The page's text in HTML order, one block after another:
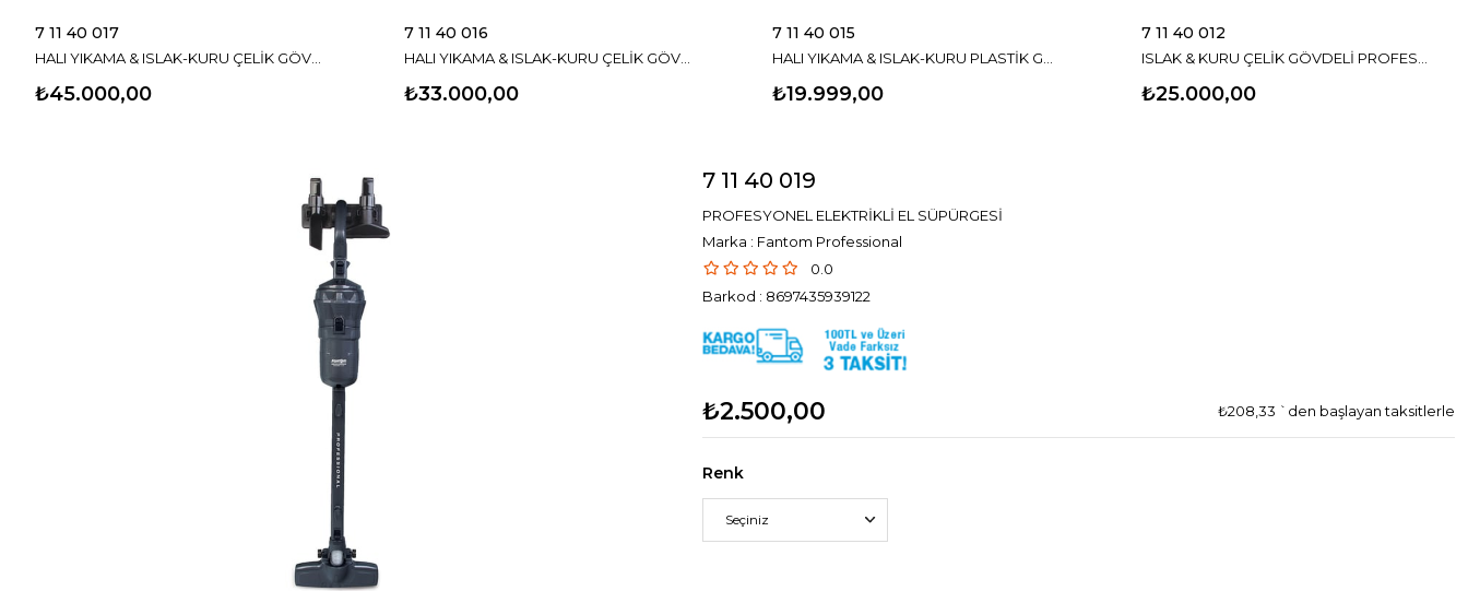
7 11 40 017
₺45.000,00
7 11 40 016
HALI YIKAMA & ISLAK-KURU ÇELİK GÖVDELİ PROFESYONEL ELEKTRİKLİ SÜPÜRGE
₺33.000,00
7 11 40 015
₺19.999,00
7 11 40 012
₺25.000,00
7 11 40 019
PROFESYONEL ELEKTRİKLİ EL SÜPÜRGESİ
Marka : Fantom Professional
0.0
Barkod : 8697435939122
₺2.500,00 ₺208,33 `den başlayan taksitlerle
Renk